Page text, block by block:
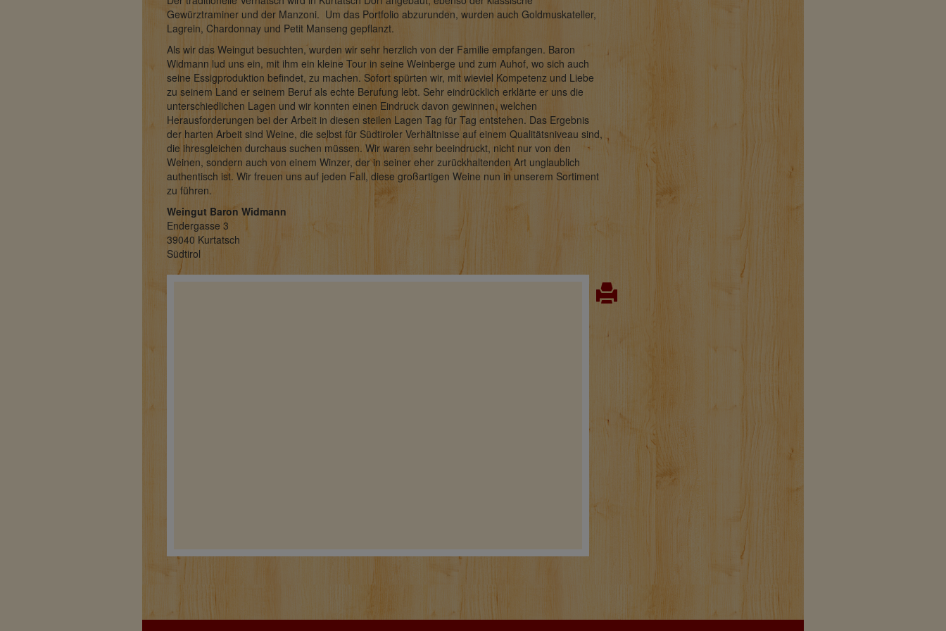
Gewürztraminer und der Manzoni. Um das Portfolio abzurunden, wurden auch Goldmuskateller,
Lagrein, Chardonnay und Petit Manseng gepflanzt.
Als wir das Weingut besuchten, wurden wir sehr herzlich von der Familie empfangen. Baron
Widmann lud uns ein, mit ihm ein kleine Tour in seine Weinberge und zum Auhof, wo sich auch
seine Essigproduktion befindet, zu machen. Sofort spürten wir, mit wieviel Kompetenz und Liebe
zu seinem Land er seinem Beruf als echte Berufung lebt. Sehr eindrücklich erklärte er uns die
unterschiedlichen Lagen und wir konnten einen Eindruck davon gewinnen, welchen
Herausforderungen bei der Arbeit in diesen steilen Lagen Tag für Tag entstehen. Das Ergebnis
der harten Arbeit sind Weine, die selbst für Südtiroler Verhältnisse auf einem Qualitätsniveau sind,
die ihresgleichen durchaus suchen müssen. Wir waren sehr beeindruckt, nicht nur von den
Weinen, sondern auch von einem Winzer, der in seiner eher zurückhaltenden Art unglaublich
authentisch ist. Wir freuen uns auf jeden Fall, diese großartigen Weine nun in unserem Sortiment
zu führen.
Weingut Baron Widmann
Endergasse 3
39040 Kurtatsch
Südtirol